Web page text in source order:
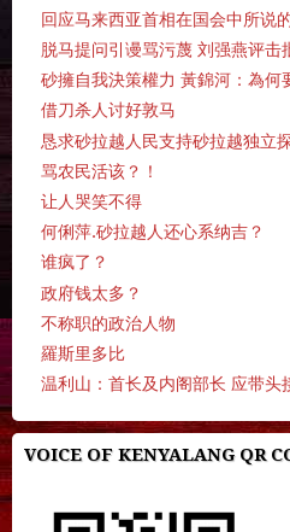
回应马来西亚首相在国会中所说
脱马提问引谩骂污蔑 刘强燕评击
砂擁自我決策權力 黃錦河：為何
借刀杀人讨好敦马
恳求砂拉越人民支持砂拉越独立
骂农民活该？！
让人哭笑不得
何俐萍.砂拉越人还心系纳吉？
谁疯了？
政府钱太多？
不称职的政治人物
羅斯里多比
温利山：首长及内阁部长 应带头
VOICE OF KENYALANG QR